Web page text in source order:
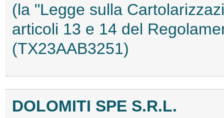
(la "Legge sulla
articoli 13 e 14 del
(TX23AAB3251)
DOLOMITI SPE S.R.L.